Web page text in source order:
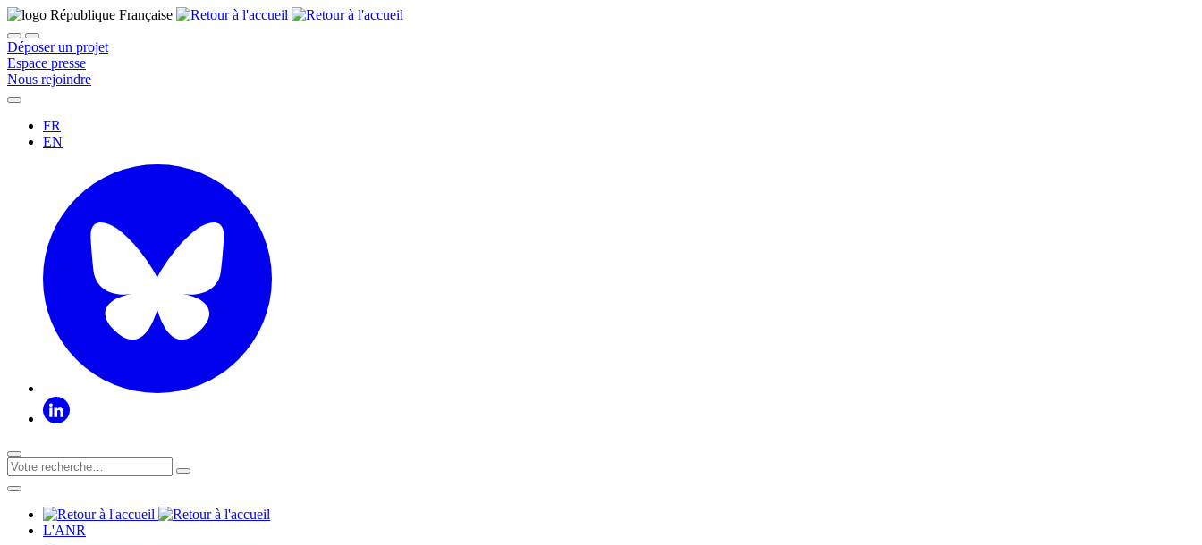
Déposer un projet
Espace presse
Nous rejoindre
FR
EN
L'ANR